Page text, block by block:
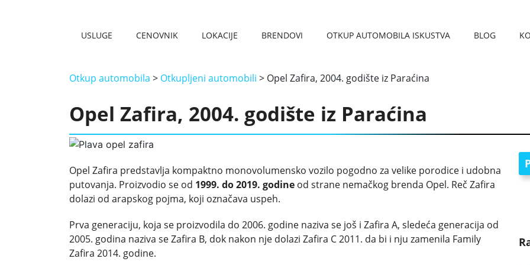
USLUGE CENOVNIK LOKACIJE BRENDOVI OTKUP AUTOMOBILA ISKUSTVA BLOG
Otkup automobila > Otkupljeni automobili > Opel Zafira, 2004. godište iz Paraćina
Opel Zafira, 2004. godište iz Paraćina
Opel Zafira predstavlja kompaktno monovolumensko vozilo pogodno za velike porodice i udobna
putovanja. Proizvodio se od 1999. do 2019. godine od strane nemačkog brenda Opel. Reč Zafira
dolazi od arapskog pojma, koji označava uspeh.
Prva generaciju, koja se proizvodila do 2006. godine naziva se još i Zafira A, sledeća generacija od
2005. godina naziva se Zafira B, dok nakon nje dolazi Zafira C 2011. da bi i nju zamenila Family
Zafira 2014. godine.